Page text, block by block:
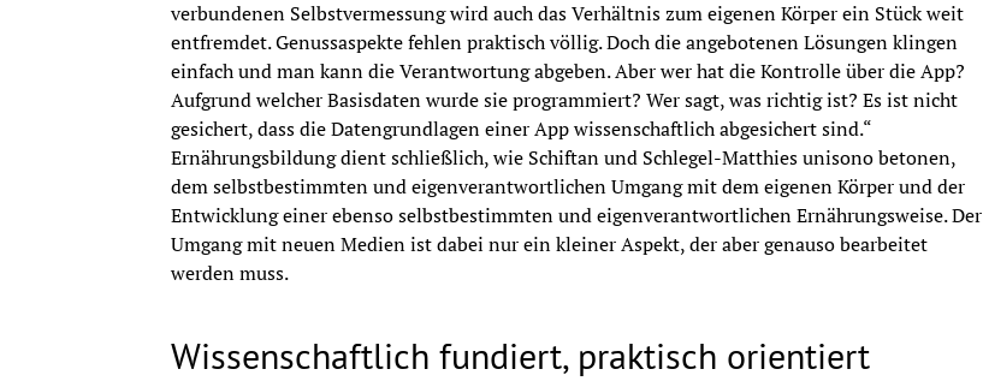
verbundenen Selbstvermessung wird auch das Verhältnis zum eigenen Körper ein Stück weit
entfremdet. Genussaspekte fehlen praktisch völlig. Doch die angebotenen Lösungen klingen
einfach und man kann die Verantwortung abgeben. Aber wer hat die Kontrolle über die App?
Aufgrund welcher Basisdaten wurde sie programmiert? Wer sagt, was richtig ist? Es ist nicht
gesichert, dass die Datengrundlagen einer App wissenschaftlich abgesichert sind.“
Ernährungsbildung dient schließlich, wie Schiftan und Schlegel-Matthies unisono betonen,
dem selbstbestimmten und eigenverantwortlichen Umgang mit dem eigenen Körper und der
Entwicklung einer ebenso selbstbestimmten und eigenverantwortlichen Ernährungsweise. Der
Umgang mit neuen Medien ist dabei nur ein kleiner Aspekt, der aber genauso bearbeitet
werden muss.
Wissenschaftlich fundiert, praktisch orientiert